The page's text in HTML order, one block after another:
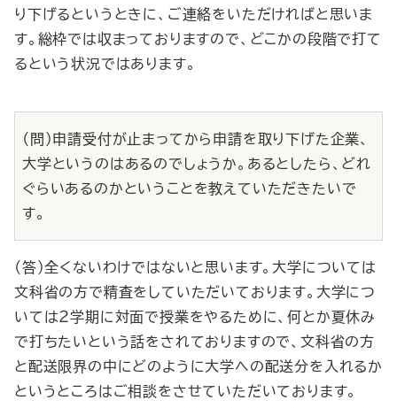
り下げるというときに、ご連絡をいただければと思いま
す。総枠では収まっておりますので、どこかの段階で打て
るという状況ではあります。
（問）申請受付が止まってから申請を取り下げた企業、
大学というのはあるのでしょうか。あるとしたら、どれ
ぐらいあるのかということを教えていただきたいで
す。
（答）全くないわけではないと思います。大学については
文科省の方で精査をしていただいております。大学につ
いては２学期に対面で授業をやるために、何とか夏休み
で打ちたいという話をされておりますので、文科省の方
と配送限界の中にどのように大学への配送分を入れるか
というところはご相談をさせていただいております。